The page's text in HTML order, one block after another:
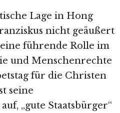
Lage in Hong
nicht geäußert
führende Rolle im
und Menschenrechte
für die Christen
seine
„gute Staatsbürger“